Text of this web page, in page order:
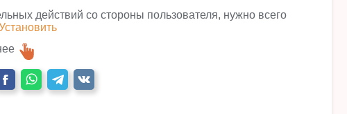
действий со стороны пользователя, нужно всего